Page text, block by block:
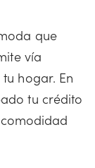
que
vía
hogar. En
tu crédito